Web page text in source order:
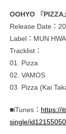
OOHYO 『PIZZA』
Release Date：
Label：MUN
Tracklist：
01. Pizza
02. VAMOS
03. Pizza (Kai
■iTunes： https://
single/